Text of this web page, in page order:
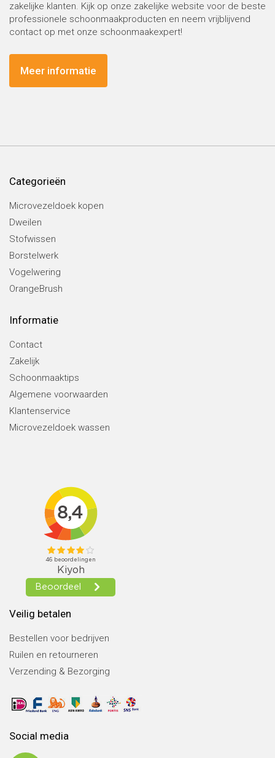
zakelijke klanten. Kijk op onze zakelijke website voor de beste
professionele schoonmaakproducten en neem vrijblijvend
contact op met onze schoonmaakexpert!
Meer informatie
Categorieën
Microvezeldoek kopen
Dweilen
Stofwissen
Borstelwerk
Vogelwering
OrangeBrush
Informatie
Contact
Zakelijk
Schoonmaaktips
Algemene voorwaarden
Klantenservice
Microvezeldoek wassen
Veilig betalen
Bestellen voor bedrijven
Ruilen en retourneren
Verzending & Bezorging
Social media